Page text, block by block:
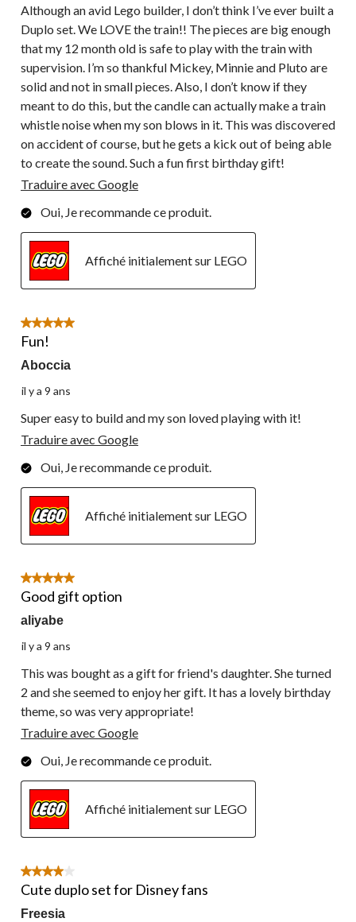
Although an avid Lego builder, I don’t think I’ve ever built a
Duplo set. We LOVE the train!! The pieces are big enough
that my 12 month old is safe to play with the train with
supervision. I’m so thankful Mickey, Minnie and Pluto are
solid and not in small pieces. Also, I don’t know if they
meant to do this, but the candle can actually make a train
whistle noise when my son blows in it. This was discovered
on accident of course, but he gets a kick out of being able
to create the sound. Such a fun first birthday gift!
Traduire avec Google
Oui, Je recommande ce produit.
Affiché initialement sur LEGO
5 étoile(s) sur 5.
Fun!
Aboccia
il y a 9 ans
Super easy to build and my son loved playing with it!
Traduire avec Google
Oui, Je recommande ce produit.
Affiché initialement sur LEGO
5 étoile(s) sur 5.
Good gift option
aliyabe
il y a 9 ans
This was bought as a gift for friend's daughter. She turned
2 and she seemed to enjoy her gift. It has a lovely birthday
theme, so was very appropriate!
Traduire avec Google
Oui, Je recommande ce produit.
Affiché initialement sur LEGO
4 étoile(s) sur 5.
Cute duplo set for Disney fans
Freesia